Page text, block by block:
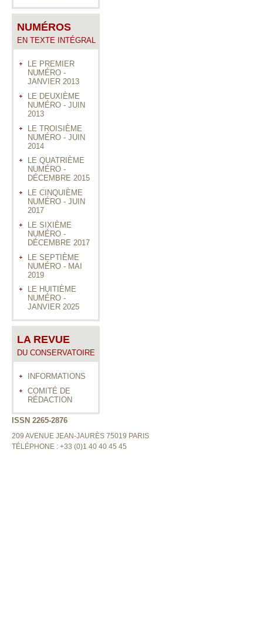
NUMÉROS
EN TEXTE INTÉGRAL
LE PREMIER
NUMÉRO -
JANVIER 2013
LE DEUXIÈME
NUMÉRO - JUIN
2013
LE TROISIÈME
NUMÉRO - JUIN
2014
LE QUATRIÈME
NUMÉRO -
DÉCEMBRE 2015
LE CINQUIÈME
NUMÉRO - JUIN
2017
LE SIXIÈME
NUMÉRO -
DÉCEMBRE 2017
LE SEPTIÈME
NUMÉRO - MAI
2019
LE HUITIÈME
NUMÉRO -
JANVIER 2025
LA REVUE
DU CONSERVATOIRE
INFORMATIONS
COMITÉ DE
RÉDACTION
ISSN 2265-2876
209 AVENUE JEAN-JAURÈS 75019 PARIS
TÉLÉPHONE : +33 (0)1 40 40 45 45